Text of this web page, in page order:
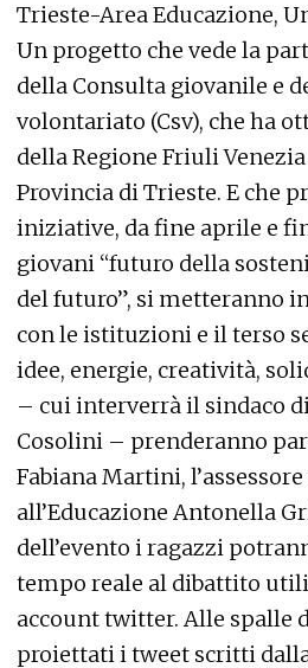
Trieste-Area Educazione,
Un progetto che vede la
della Consulta giovanile e
volontariato (Csv), che ha
della Regione Friuli
Provincia di Trieste. E che
iniziative, da fine aprile e
giovani “futuro della
del futuro”, si metteranno
con le istituzioni e il terso
idee, energie, creatività,
– cui interverrà il sindaco
Cosolini – prenderanno
Fabiana Martini,
all’Educazione Antonella
dell’evento i ragazzi
tempo reale al dibattito
account twitter. Alle spalle
proiettati i tweet scritti